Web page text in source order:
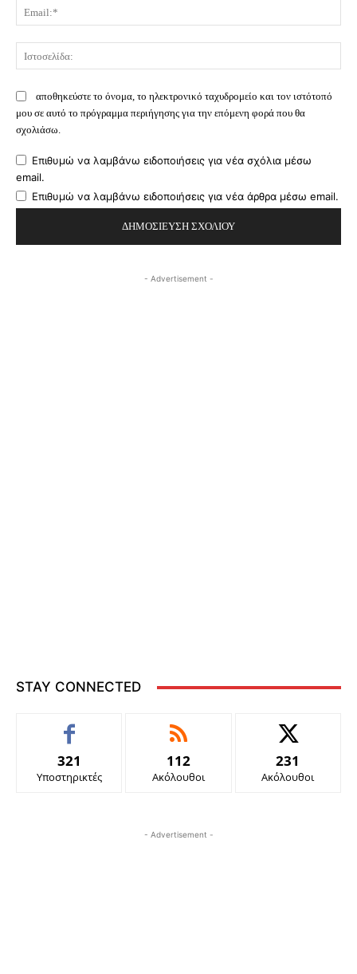
αποθηκεύστε το όνομα, το ηλεκτρονικό ταχυδρομείο και τον ιστότοπό
μου σε αυτό το πρόγραμμα περιήγησης για την επόμενη φορά που θα
σχολιάσω.
Επιθυμώ να λαμβάνω ειδοποιήσεις για νέα σχόλια μέσω
email.
Επιθυμώ να λαμβάνω ειδοποιήσεις για νέα άρθρα μέσω email.
- Advertisement -
STAY CONNECTED
321
Υποστηρικτές
112
Ακόλουθοι
231
Ακόλουθοι
- Advertisement -